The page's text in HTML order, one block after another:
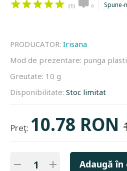
(1) 0 Spune-
PRODUCATOR: Irisana
Mod de prezentare: punga
Greutate: 10 g
Disponibilitate: Stoc limitat
Preţ: 10.78 RON
Adaugă în